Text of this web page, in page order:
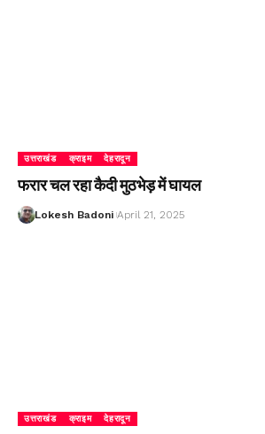
उत्तराखंड क्राइम देहरादून
फरार चल रहा कैदी मुठभेड़ में घायल
Lokesh Badoni April 21, 2025
उत्तराखंड क्राइम देहरादून